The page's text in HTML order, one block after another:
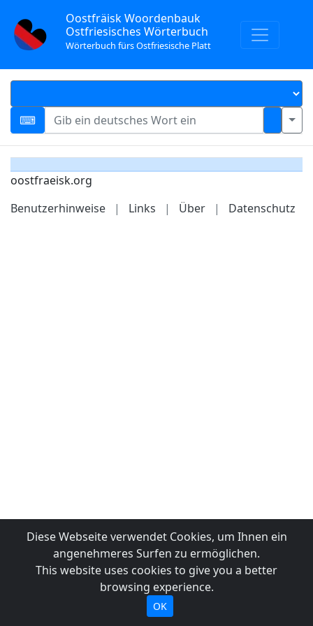
Oostfräisk Woordenbauk
Ostfriesisches Wörterbuch
Wörterbuch fürs Ostfriesische Platt
oostfraeisk.org
Benutzerhinweise
| Links | Über | Datenschutz
Diese Webseite verwendet Cookies, um Ihnen ein
angenehmeres Surfen zu ermöglichen.
This website uses cookies to give you a better
browsing experience.
OK